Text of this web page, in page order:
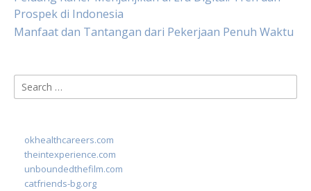
Prospek di Indonesia
Manfaat dan Tantangan dari Pekerjaan Penuh Waktu
Search
for:
okhealthcareers.com
theintexperience.com
unboundedthefilm.com
catfriends-bg.org